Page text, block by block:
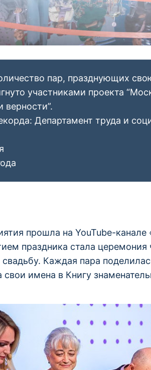
пар, празднующих
участниками проекта
Департамент труда и
прошла на YouTube-канале
праздника стала
Каждая пара
свои имена в Книгу